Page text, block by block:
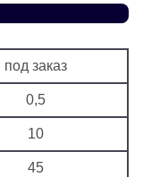
под заказ
0,5
10
45